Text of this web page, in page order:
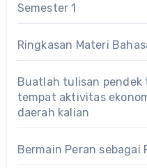
Semester 1
Ringkasan Materi
Buatlah tulisan
tempat aktivitas
daerah kalian
Bermain Peran sebagai